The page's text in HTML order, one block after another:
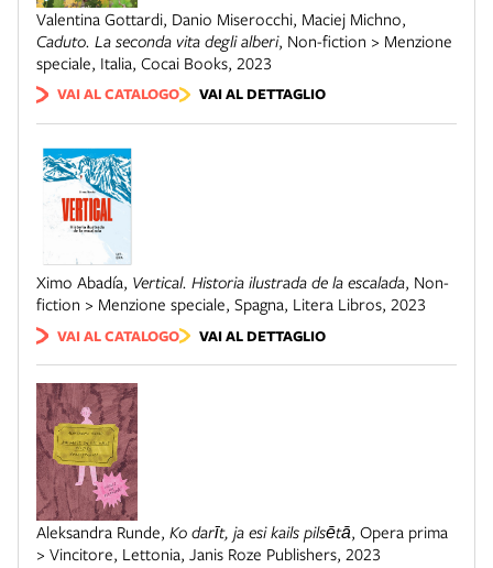
Valentina Gottardi, Danio Miserocchi, Maciej Michno,
Caduto. La seconda vita degli alberi, Non-fiction > Menzione
speciale, Italia, Cocai Books, 2023
VAI AL CATALOGO VAI AL DETTAGLIO
Ximo Abadía, Vertical. Historia ilustrada de la escalada, Non-
fiction > Menzione speciale, Spagna, Litera Libros, 2023
VAI AL CATALOGO VAI AL DETTAGLIO
Aleksandra Runde, Ko darīt, ja esi kails pilsētā, Opera prima
> Vincitore, Lettonia, Janis Roze Publishers, 2023